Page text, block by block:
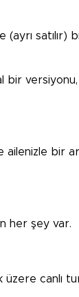
satılır)
bir
ailenizle bir
her şey var.
üzere canlı